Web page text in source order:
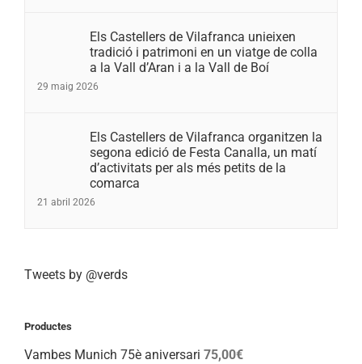
Els Castellers de Vilafranca unieixen
tradició i patrimoni en un viatge de colla
a la Vall d’Aran i a la Vall de Boí
29 maig 2026
Els Castellers de Vilafranca organitzen la
segona edició de Festa Canalla, un matí
d’activitats per als més petits de la
comarca
21 abril 2026
Tweets by @verds
Productes
Vambes Munich 75è aniversari 75,00€